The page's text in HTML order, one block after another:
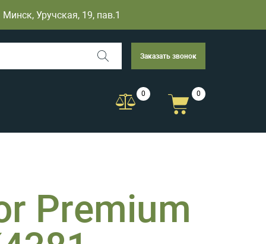
Минск, Уручская, 19, пав.1
Заказать звонок
0 0
Premium